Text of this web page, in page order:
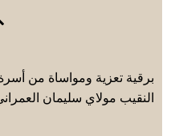
برقية تعزية ومواساة من أسرة
النقيب مولاي سليمان